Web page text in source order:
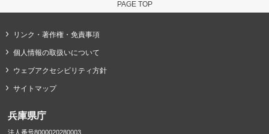
PAGE TOP
リンク・著作権・免責事項
個人情報の取扱いについて
ウェブアクセシビリティ方針
サイトマップ
兵庫県庁
法人番号8000020280003